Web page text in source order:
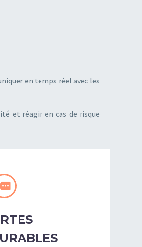
en temps réel avec les
et réagir en cas de risque